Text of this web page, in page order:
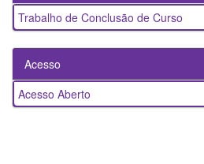
Trabalho de Conclusão de Curso
Acesso
Acesso Aberto